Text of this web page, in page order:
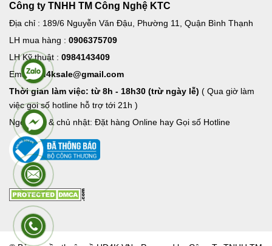
Công ty TNHH TM Công Nghệ KTC
Địa chỉ : 189/6 Nguyễn Văn Đậu, Phường 11, Quận Bình Thạnh
LH mua hàng : 0906375709
LH Kỹ thuật : 0984143409
Email:hd4ksale@gmail.com
Thời gian làm việc: từ 8h - 18h30 (trừ ngày lễ) ( Qua giờ làm
việc goi số hotline hỗ trợ tới 21h )
Ngoài giờ & chủ nhật: Đặt hàng Online hay Gọi số Hotline